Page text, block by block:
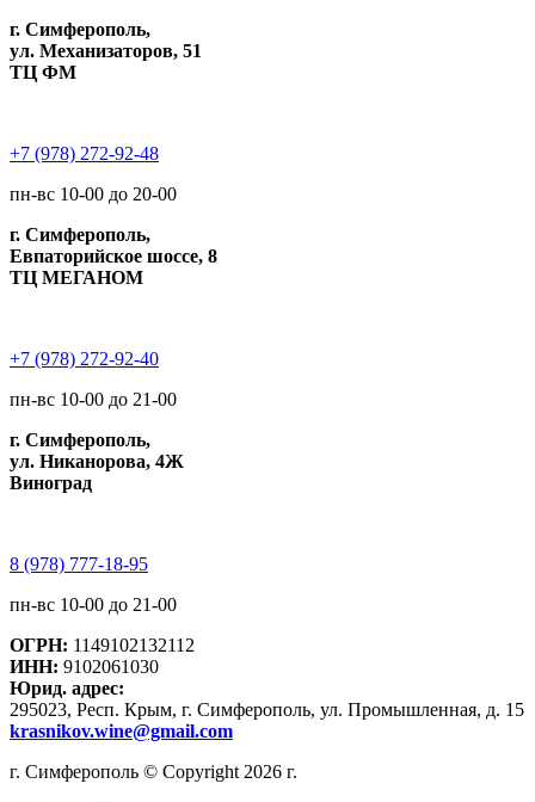
г. Симферополь,
ул. Механизаторов, 51
ТЦ ФМ
+7 (978) 272-92-48
пн-вс 10-00 до 20-00
г. Симферополь,
Евпаторийское шоссе, 8
ТЦ МЕГАНОМ
+7 (978) 272-92-40
пн-вс 10-00 до 21-00
г. Симферополь,
ул. Никанорова, 4Ж
Виноград
8 (978) 777-18-95
пн-вс 10-00 до 21-00
ОГРН: 1149102132112
ИНН: 9102061030
Юрид. адрес:
295023, Респ. Крым, г. Симферополь, ул. Промышленная, д. 15
krasnikov.wine@gmail.com
г. Симферополь © Copyright 2026 г.